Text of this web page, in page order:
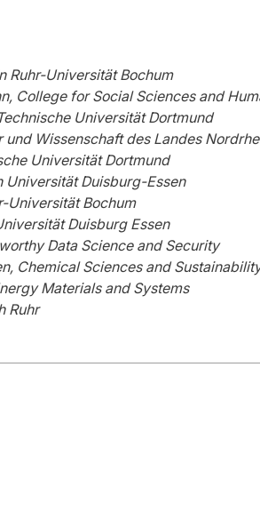
Ruhr-Universität Bochum
College for Social Sciences and
Universität Dortmund
und Wissenschaft des Landes
Universität Dortmund
Universität Duisburg-Essen
Universität Bochum
Duisburg Essen
Data Science and Security
Chemical Sciences and
Materials and Systems
Ruhr